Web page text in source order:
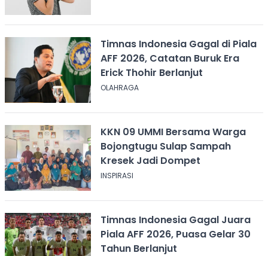
Timnas Indonesia Gagal di Piala
AFF 2026, Catatan Buruk Era
Erick Thohir Berlanjut
OLAHRAGA
KKN 09 UMMI Bersama Warga
Bojongtugu Sulap Sampah
Kresek Jadi Dompet
INSPIRASI
Timnas Indonesia Gagal Juara
Piala AFF 2026, Puasa Gelar 30
Tahun Berlanjut